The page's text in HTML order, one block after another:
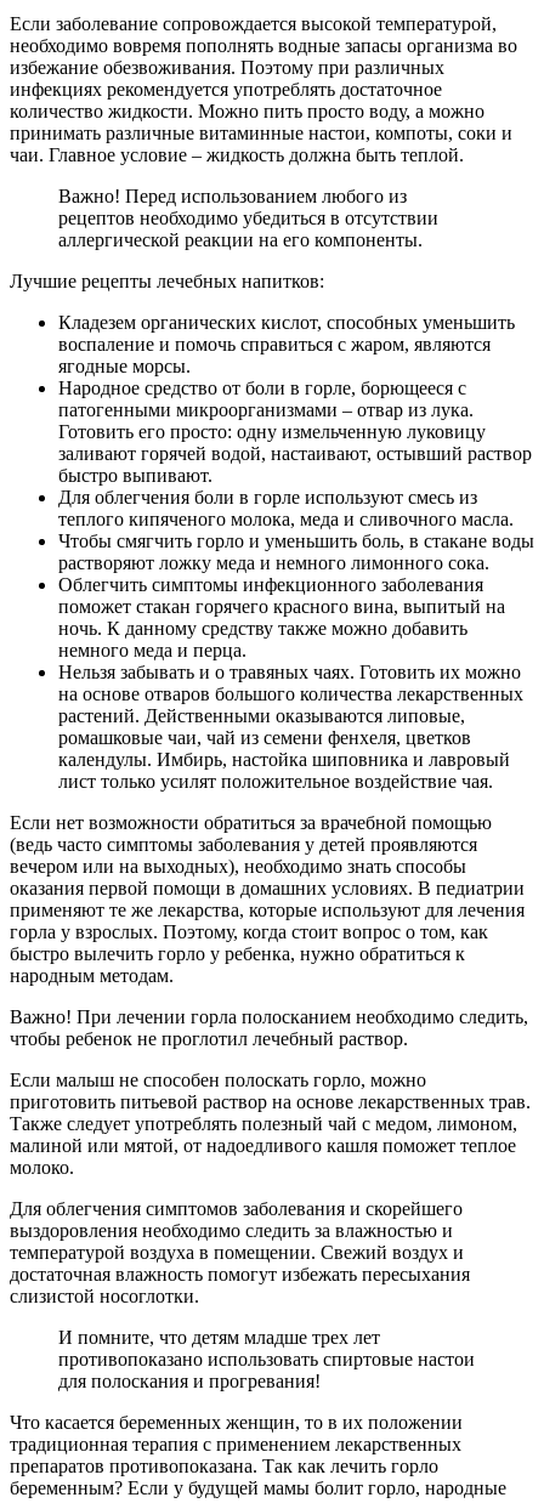
Если заболевание сопровождается высокой температурой,
необходимо вовремя пополнять водные запасы организма во
избежание обезвоживания. Поэтому при различных
инфекциях рекомендуется употреблять достаточное
количество жидкости. Можно пить просто воду, а можно
принимать различные витаминные настои, компоты, соки и
чаи. Главное условие – жидкость должна быть теплой.
Важно! Перед использованием любого из
рецептов необходимо убедиться в отсутствии
аллергической реакции на его компоненты.
Лучшие рецепты лечебных напитков:
Кладезем органических кислот, способных уменьшить
воспаление и помочь справиться с жаром, являются
ягодные морсы.
Народное средство от боли в горле, борющееся с
патогенными микроорганизмами – отвар из лука.
Готовить его просто: одну измельченную луковицу
заливают горячей водой, настаивают, остывший раствор
быстро выпивают.
Для облегчения боли в горле используют смесь из
теплого кипяченого молока, меда и сливочного масла.
Чтобы смягчить горло и уменьшить боль, в стакане воды
растворяют ложку меда и немного лимонного сока.
Облегчить симптомы инфекционного заболевания
поможет стакан горячего красного вина, выпитый на
ночь. К данному средству также можно добавить
немного меда и перца.
Нельзя забывать и о травяных чаях. Готовить их можно
на основе отваров большого количества лекарственных
растений. Действенными оказываются липовые,
ромашковые чаи, чай из семени фенхеля, цветков
календулы. Имбирь, настойка шиповника и лавровый
лист только усилят положительное воздействие чая.
Если нет возможности обратиться за врачебной помощью
(ведь часто симптомы заболевания у детей проявляются
вечером или на выходных), необходимо знать способы
оказания первой помощи в домашних условиях. В педиатрии
применяют те же лекарства, которые используют для лечения
горла у взрослых. Поэтому, когда стоит вопрос о том, как
быстро вылечить горло у ребенка, нужно обратиться к
народным методам.
Важно! При лечении горла полосканием необходимо следить,
чтобы ребенок не проглотил лечебный раствор.
Если малыш не способен полоскать горло, можно
приготовить питьевой раствор на основе лекарственных трав.
Также следует употреблять полезный чай с медом, лимоном,
малиной или мятой, от надоедливого кашля поможет теплое
молоко.
Для облегчения симптомов заболевания и скорейшего
выздоровления необходимо следить за влажностью и
температурой воздуха в помещении. Свежий воздух и
достаточная влажность помогут избежать пересыхания
слизистой носоглотки.
И помните, что детям младше трех лет
противопоказано использовать спиртовые настои
для полоскания и прогревания!
Что касается беременных женщин, то в их положении
традиционная терапия с применением лекарственных
препаратов противопоказана. Так как лечить горло
беременным? Если у будущей мамы болит горло, народные